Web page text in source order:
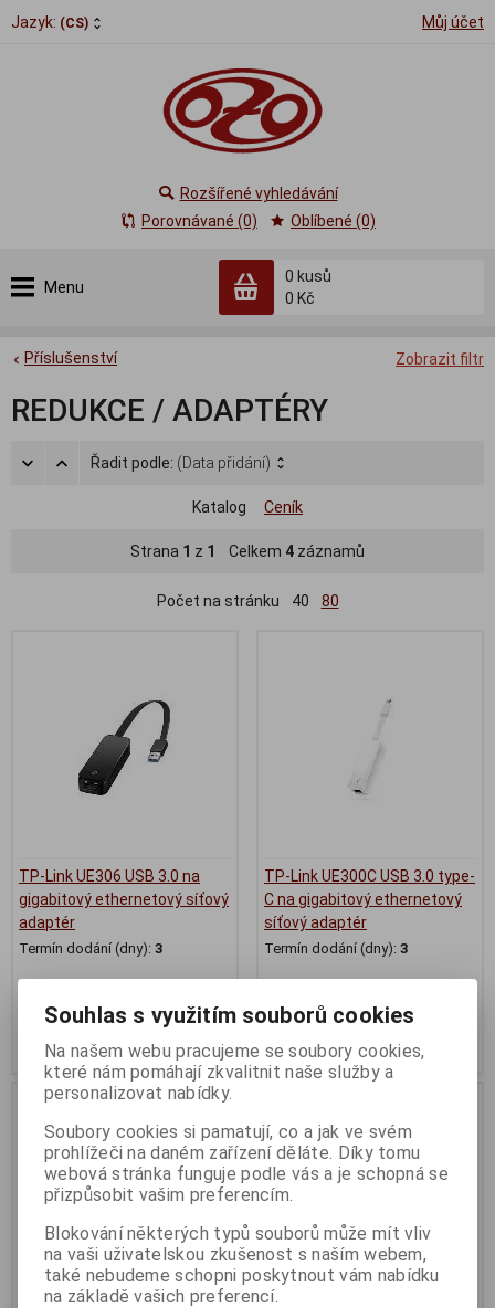
Jazyk: (CS) Můj účet
Menu
0 kusů
0 Kč
Rozšířené vyhledávání
Porovnávané (0)
Oblíbené (0)
Zobrazit filtr
Příslušenství
REDUKCE / ADAPTÉRY
Řadit podle: (Data přidání)
Katalog Ceník
Strana 1 z 1 Celkem 4 záznamů
Počet na stránku 40 80
TP-Link UE306 USB 3.0 na
gigabitový ethernetový síťový
adaptér
Termín dodání (dny): 3
289 Kč (bez DPH:)
Koupit
TP-Link UE300C USB 3.0 type-
C na gigabitový ethernetový
síťový adaptér
Termín dodání (dny): 3
330 Kč (bez DPH:)
Koupit
Souhlas s využitím souborů cookies
Na našem webu pracujeme se soubory cookies,
které nám pomáhají zkvalitnit naše služby a
personalizovat nabídky.
Soubory cookies si pamatují, co a jak ve svém
prohlížeči na daném zařízení děláte. Díky tomu
webová stránka funguje podle vás a je schopná se
přizpůsobit vašim preferencím.
Blokování některých typů souborů může mít vliv
na vaši uživatelskou zkušenost s naším webem,
také nebudeme schopni poskytnout vám nabídku
na základě vašich preferencí.